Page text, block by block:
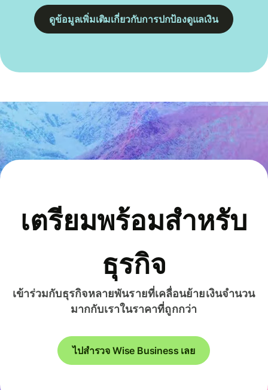
ดูข้อมูลเพิ่มเติมเกี่ยวกับการปกป้องดูแลเงิน
เตรียมพร้อมสำหรับ
ธุรกิจ
เข้าร่วมกับธุรกิจหลายพันรายที่เคลื่อนย้ายเงินจำนวน
มากกับเราในราคาที่ถูกกว่า
ไปสำรวจ Wise Business เลย